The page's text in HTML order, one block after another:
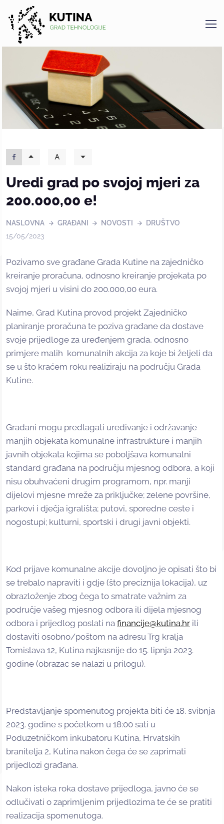
Kutina
Uredi grad po svojoj mjeri za
200.000,00 e!
NASLOVNA GRAĐANI NOVOSTI
DRUŠTVO
15/05/2023
Pozivamo sve građane Grada Kutine na zajedničko
kreiranje proračuna, odnosno kreiranje projekata po
svojoj mjeri u visini do 200.000,00 eura.
Naime, Grad Kutina provod projekt Zajedničko
planiranje proračuna te poziva građane da dostave
svoje prijedloge za uređenjem grada, odnosno
primjere malih komunalnih akcija za koje bi željeli da
se u što kraćem roku realiziraju na području Grada
Kutine.
Građani mogu predlagati uređivanje i održavanje
manjih objekata komunalne infrastrukture i manjih
javnih objekata kojima se poboljšava komunalni
standard građana na području mjesnog odbora, a koji
nisu obuhvaćeni drugim programom, npr. manji
dijelovi mjesne mreže za priključke; zelene površine,
parkovi i dječja igrališta; putovi, sporedne ceste i
nogostupi; kulturni, sportski i drugi javni objekti.
Kod prijave komunalne akcije dovoljno je opisati što bi
se trebalo napraviti i gdje (što preciznija lokacija), uz
obrazloženje zbog čega to smatrate važnim za
područje vašeg mjesnog odbora ili dijela mjesnog
odbora i prijedlog poslati na financije@kutina.hr ili
dostaviti osobno/poštom na adresu Trg kralja
Tomislava 12, Kutina najkasnije do 15. lipnja 2023.
godine (obrazac se nalazi u prilogu).
Predstavljanje spomenutog projekta biti će 18. svibnja
2023. godine s početkom u 18:00 sati u
Poduzetničkom inkubatoru Kutina, Hrvatskih
branitelja 2, Kutina nakon čega će se zaprimati
prijedlozi građana.
Nakon isteka roka dostave prijedloga, javno će se
odlučivati o zaprimljenim prijedlozima te će se pratiti
realizacija spomenutoga.